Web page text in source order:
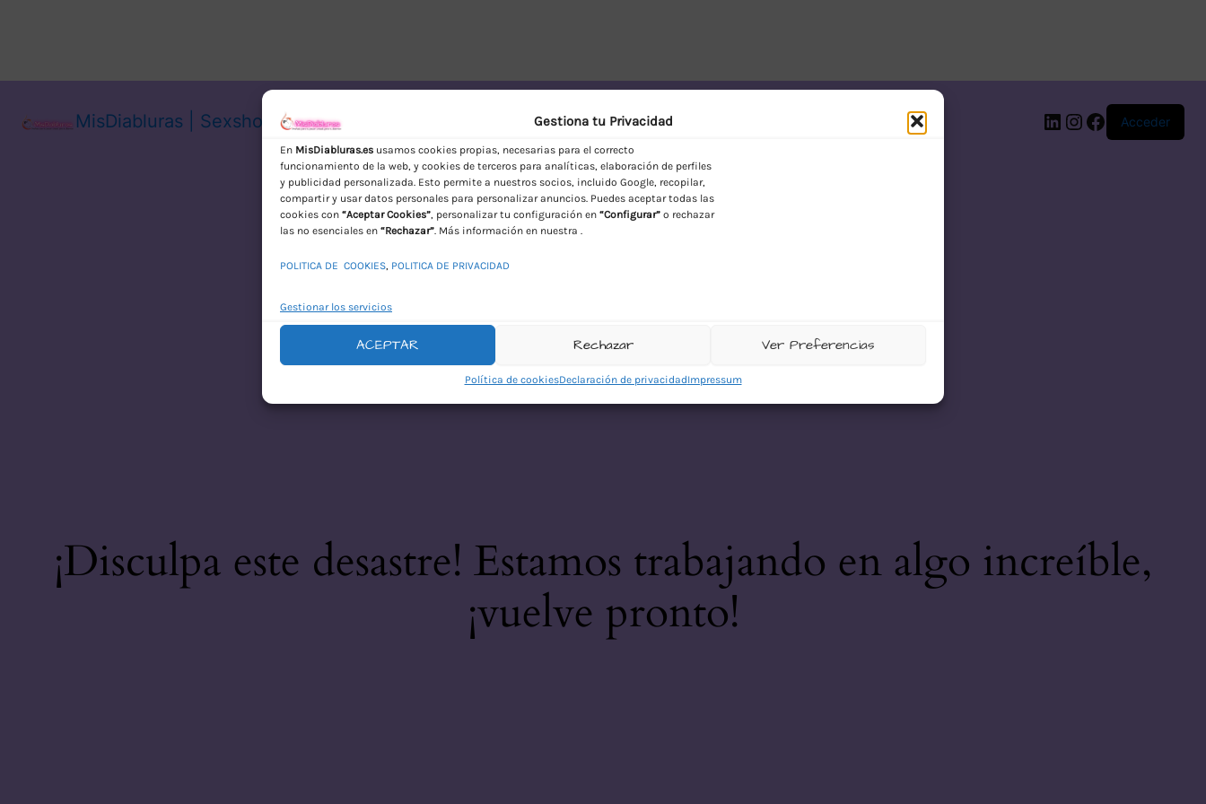
Gestiona tu Privacidad
En MisDiabluras.es usamos cookies propias, necesarias para el correcto
funcionamiento de la web, y cookies de terceros para analíticas, elaboración de perfiles
y publicidad personalizada. Esto permite a nuestros socios, incluido Google, recopilar,
compartir y usar datos personales para personalizar anuncios. Puedes aceptar todas las
cookies con “Aceptar Cookies”, personalizar tu configuración en “Configurar” o rechazar
las no esenciales en “Rechazar”. Más información en nuestra .
POLITICA DE COOKIES, POLITICA DE PRIVACIDAD
Gestionar los servicios
ACEPTAR Rechazar Ver Preferencias
Política de cookiesDeclaración de privacidadImpressum
MisDiabluras | Sexshop Online con Envío Discreto en España
LinkedIn
Instagram
Facebook
Acceder
¡Disculpa este desastre! Estamos trabajando en algo increíble,
¡vuelve pronto!